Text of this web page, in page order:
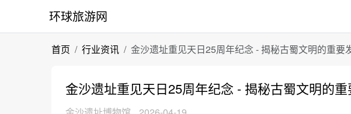
环球旅游网
首页 行业资讯 金沙遗址重见天日25周年纪念 - 揭秘古蜀文明的重要
金沙遗址重见天日25周年纪念 - 揭秘古蜀文明的